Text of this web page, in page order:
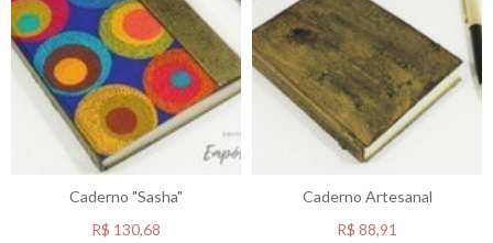
Caderno "Sasha"
R$ 130,68
Caderno Artesanal
R$ 88,91